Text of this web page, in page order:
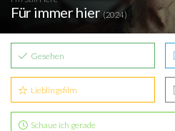
Für immer hier(2024)
Gesehen
Lieblingsfilm
Schaue ich gerade